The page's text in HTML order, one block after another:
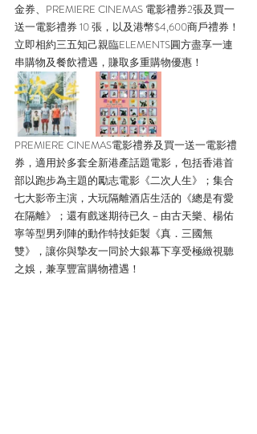
金券、PREMIERE CINEMAS 電影禮券2張及買一
送一電影禮券 10 張，以及港幣$4,600商戶禮券！
立即相約三五知己親臨ELEMENTS圓方盡享一連
串購物及餐飲禮遇，賺取多重購物優惠！
PREMIERE CINEMAS電影禮券及買一送一電影禮
券，適用於多套全新港產話題電影，包括香港首
部以跑步為主題的勵志電影《二次人生》；集合
七大影帝主演，大玩隔離酒店生活的《總是有愛
在隔離》；還有戲迷期待已久－由古天樂、楊佑
寧等型男列陣的動作特技鉅製《真．三國無
雙》，讓你與摯友一同於大銀幕下享受極緻視聽
之娛，兼享豐富購物禮遇！